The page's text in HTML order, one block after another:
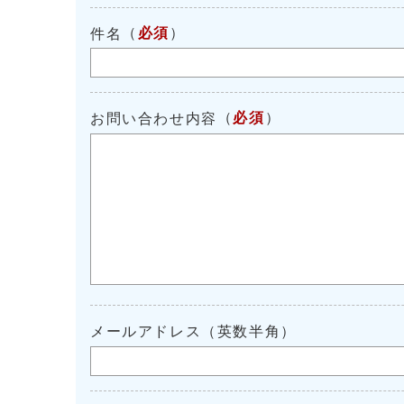
件名 （ 必須 ）
お問い合わせ内容 （ 必須 ）
メールアドレス（英数半角）